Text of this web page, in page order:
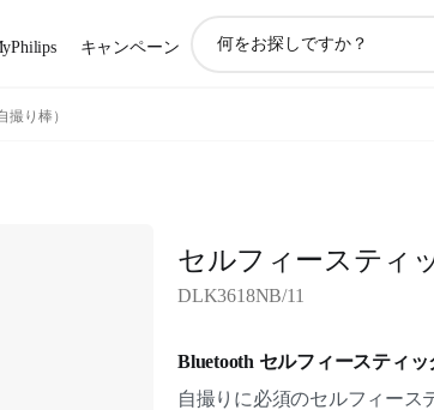
キャンペーン
索
撮り棒）
セルフィースティ
DLK3618NB/11
Bluetooth セルフィースティッ
自撮りに必須のセルフィース